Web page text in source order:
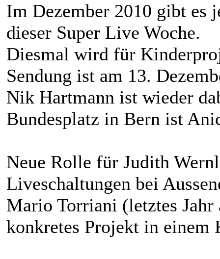
Im Dezember 2010 gibt es
dieser Super Live Woche.
Diesmal wird für
Sendung ist am 13.
Nik Hartmann ist wieder
Bundesplatz in Bern ist
Neue Rolle für Judith
Liveschaltungen bei
Mario Torriani (letztes
konkretes Projekt in einem